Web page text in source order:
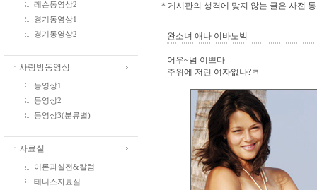
레슨동영상2
경기동영상1
경기동영상2
ㆍ사랑방동영상
동영상1
동영상2
동영상3(분류별)
ㆍ자료실
이론과실전&칼럼
테니스자료실
＊게시판의 성격에 맞지 않는 글은 사전
완소녀 애나 이바노빅
어우~넘 이쁘다
주위에 저런 여자없나?ㅋ